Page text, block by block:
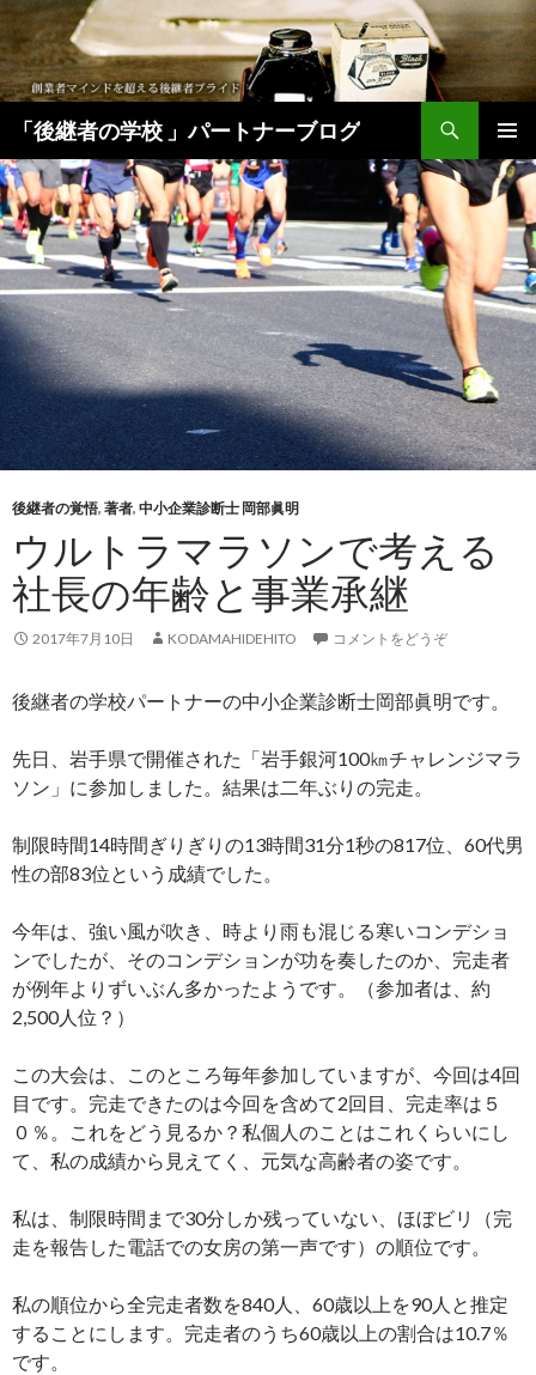
「後継者の学校 」パートナーブログ
検
メインメ
ニュー
ン
テ
ン
ツ
へ
移
動
後継者の覚悟, 著者, 中小企業診断士 岡部眞明
ウルトラマラソンで考える
社長の年齢と事業承継
2017年7月10日 KODAMAHIDEHITO コメントをどうぞ
後継者の学校パートナーの中小企業診断士岡部眞明です。
先日、岩手県で開催された「岩手銀河100㎞チャレンジマラ
ソン」に参加しました。結果は二年ぶりの完走。
制限時間14時間ぎりぎりの13時間31分1秒の817位、60代男
性の部83位という成績でした。
今年は、強い風が吹き、時より雨も混じる寒いコンデショ
ンでしたが、そのコンデションが功を奏したのか、完走者
が例年よりずいぶん多かったようです。（参加者は、約
2,500人位？）
この大会は、このところ毎年参加していますが、今回は4回
目です。完走できたのは今回を含めて2回目、完走率は５
０％。これをどう見るか？私個人のことはこれくらいにし
て、私の成績から見えてく、元気な高齢者の姿です。
私は、制限時間まで30分しか残っていない、ほぼビリ（完
走を報告した電話での女房の第一声です）の順位です。
私の順位から全完走者数を840人、60歳以上を90人と推定
することにします。完走者のうち60歳以上の割合は10.7％
です。